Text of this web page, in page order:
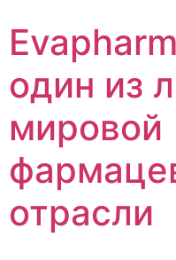
содержимому
один из
мировой
отрасли